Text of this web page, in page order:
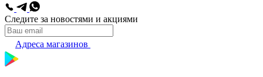
Следите за новостями и акциями
Адреса магазинов